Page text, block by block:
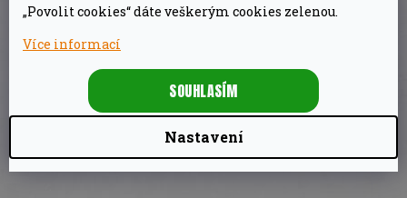
„Povolit cookies“ dáte veškerým cookies zelenou.
Více informací
Nastavení
SOUHLASÍM
DOPLŇKOVÉ PARAMETRY
Kategorie: Sůl, pepř, paprika
EAN 5011428000508